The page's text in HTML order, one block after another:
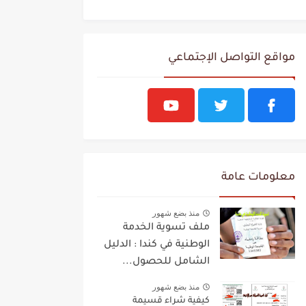
مواقع التواصل الإجتماعي
معلومات عامة
منذ بضع شهور
ملف تسوية الخدمة
الوطنية في كندا : الدليل
الشامل للحصول...
منذ بضع شهور
كيفية شراء قسيمة